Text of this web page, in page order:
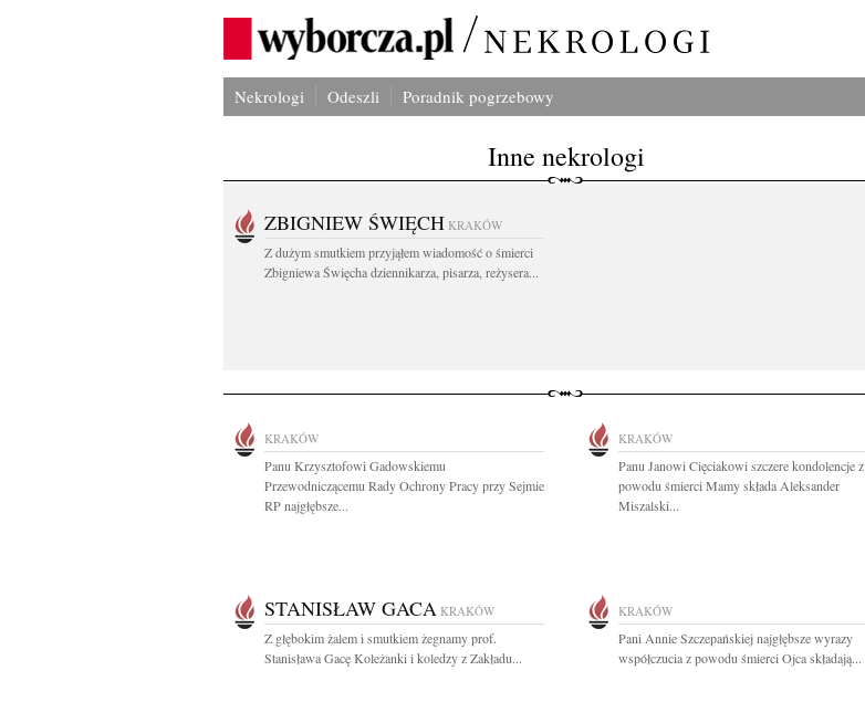
Nekrologi Odeszli Poradnik pogrzebowy
Inne nekrologi
ZBIGNIEW ŚWIĘCH KRAKÓW
Z dużym smutkiem przyjąłem wiadomość o śmierci
Zbigniewa Święcha dziennikarza, pisarza, reżysera...
KRAKÓW
Panu Krzysztofowi Gadowskiemu
Przewodniczącemu Rady Ochrony Pracy przy Sejmie
RP najgłębsze...
KRAKÓW
Panu Janowi Cięciakowi szczere kondolencje z
powodu śmierci Mamy składa Aleksander
Miszalski...
STANISŁAW GACA KRAKÓW
Z głębokim żalem i smutkiem żegnamy prof.
Stanisława Gacę Koleżanki i koledzy z Zakładu...
KRAKÓW
Pani Annie Szczepańskiej najgłębsze wyrazy
współczucia z powodu śmierci Ojca składają...